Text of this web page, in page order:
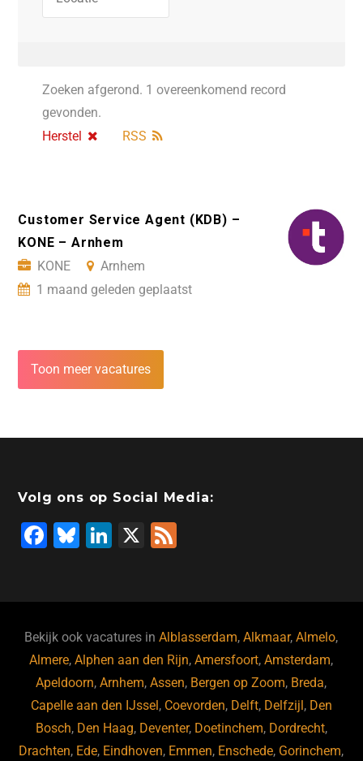
Zoeken afgerond. 1 overeenkomend record
gevonden.
Herstel
RSS
Customer Service Agent (KDB) –
KONE – Arnhem
KONE
Arnhem
1 maand geleden geplaatst
Toon meer vacatures
Volg ons op Social Media:
F
b
o
o
k
Bl
ky
Li
dI
n
X
Bekijk ook vacatures inAlblasserdam,Alkmaar,Almelo,
Almere,Alphen aan den Rijn,Amersfoort,Amsterdam,
Apeldoorn,Arnhem,Assen, Bergen op Zoom, Breda,
Capelle aan den IJssel , Coevorden, Delft, Delfzijl , Den
Bosch, Den Haag, Deventer, Doetinchem, Dordrecht,
Drachten, Ede, Eindhoven, Emmen, Enschede, Gorinchem,